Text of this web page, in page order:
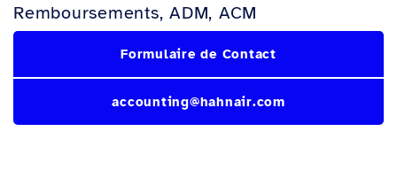
Remboursements, ADM, ACM
Formulaire de Contact
accounting@hahnair.com